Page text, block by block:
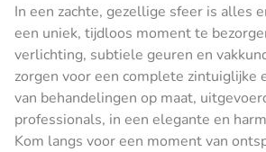
In een zachte, gezellige sfeer is alles
een uniek, tijdloos moment te
verlichting, subtiele geuren en
zorgen voor een complete zintuiglijke
van behandelingen op maat,
professionals, in een elegante en
Kom langs voor een moment van